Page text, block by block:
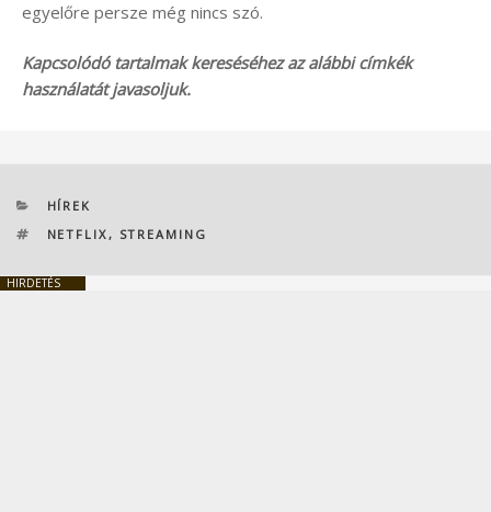
egyelőre persze még nincs szó.
Kapcsolódó tartalmak kereséséhez az alábbi címkék
használatát javasoljuk.
KATEGÓRIÁK
HÍREK
CÍMKÉK
NETFLIX , STREAMING
HIRDETÉS